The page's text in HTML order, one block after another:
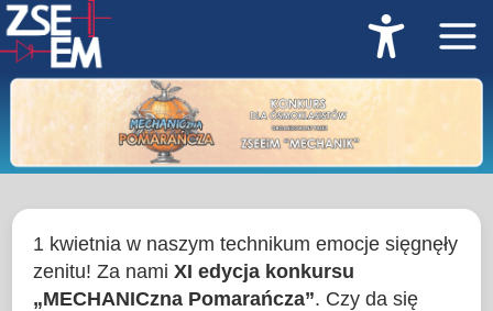
1 kwietnia w naszym technikum emocje sięgnęły
zenitu! Za namiXI edycja konkursu
„MECHANICzna Pomarańcza”. Czy da się